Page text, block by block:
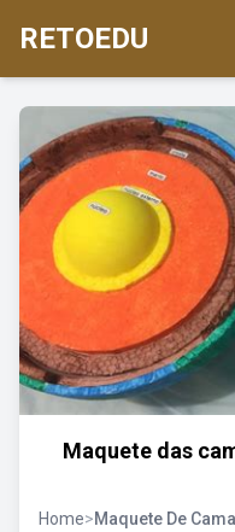
RETOEDU
Maquete das
Home>Maquete De